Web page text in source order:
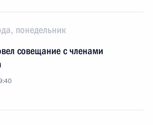
понедельник
совещание с членами